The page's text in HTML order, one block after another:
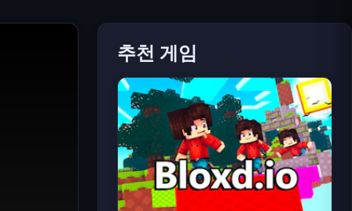
추천 게임